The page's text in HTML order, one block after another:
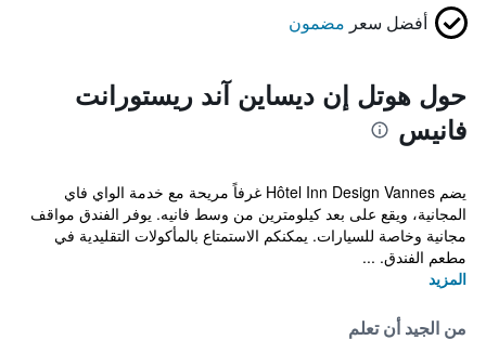
أفضل سعر مضمون
حول هوتل إن ديساين آند ريستورانت
فانيس
يضم Hôtel Inn Design Vannes غرفاً مريحة مع خدمة الواي فاي
المجانية، ويقع على بعد كيلومترين من وسط فانيه. يوفر الفندق مواقف
مجانية وخاصة للسيارات. يمكنكم الاستمتاع بالمأكولات التقليدية في
مطعم الفندق. ...
المزيد
من الجيد أن تعلم